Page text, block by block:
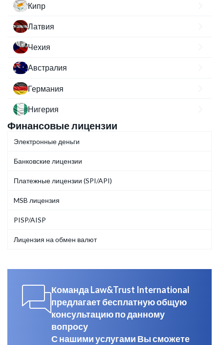
Кипр
Латвия
Чехия
Австралия
Германия
Нигерия
Финансовые лицензии
Электронные деньги
Банковские лицензии
Платежные лицензии (SPI/API)
MSB лицензия
PISP/AISP
Лицензия на обмен валют
Команда Law&Trust International
предлагает бесплатную общую
консультацию по данному
вопросу
С нашими услугами Вы сможете